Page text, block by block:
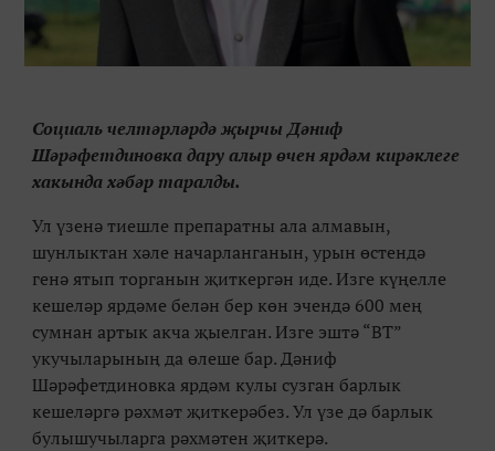
Социаль челтәрләрдә җырчы Дәниф
Шәрәфетдиновка дару алыр өчен ярдәм кирәклеге
хакында хәбәр таралды.
Ул үзенә тиешле препаратны ала алмавын,
шунлыктан хәле начарланганын, урын өстендә
генә ятып торганын җиткергән иде. Изге күңелле
кешеләр ярдәме белән бер көн эчендә 600 мең
сумнан артык акча җыелган. Изге эштә “ВТ”
укучыларының да өлеше бар. Дәниф
Шәрәфетдиновка ярдәм кулы сузган барлык
кешеләргә рәхмәт җиткерәбез. Ул үзе дә барлык
булышучыларга рәхмәтен җиткерә.